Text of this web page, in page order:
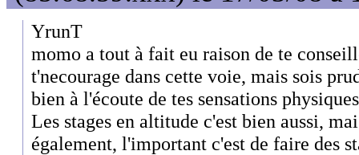
YrunT
momo a tout à fait eu raison de te
t'necourage dans cette voie, mais sois
bien à l'écoute de tes sensations
Les stages en altitude c'est bien aussi,
également, l'important c'est de faire des